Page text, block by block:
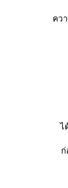
คว
ไ
ก่